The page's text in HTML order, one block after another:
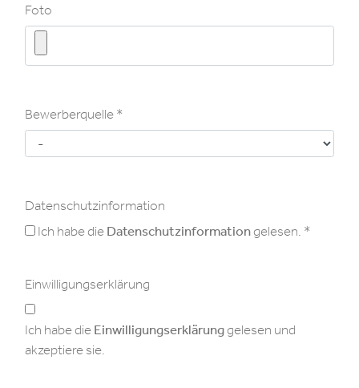
Foto
Foto
Bewerberquelle
Bewerberquelle
Datenschutzinformation
Datenschutzinformation
Ich habe die Datenschutzinformation gelesen.
Einwilligungserklärung
Einwilligungserklärung
Ich habe die Einwilligungserklärung gelesen und
akzeptiere sie.